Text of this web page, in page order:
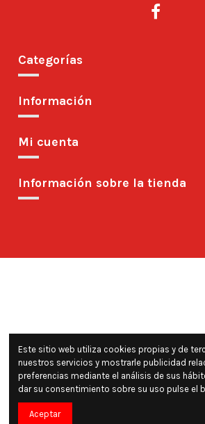
Categorías
Información
Mi cuenta
Información sobre la tienda
Este sitio web utiliza cookies propias y de
nuestros servicios y mostrarle publicidad
preferencias mediante el análisis de sus
dar su consentimiento sobre su uso pulse el
Aceptar